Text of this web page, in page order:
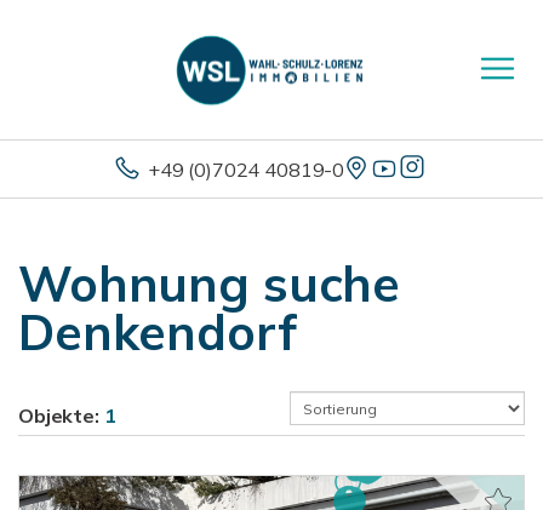
+49 (0)7024 40819-0
Wohnung suche
Denkendorf
Objekte: 1